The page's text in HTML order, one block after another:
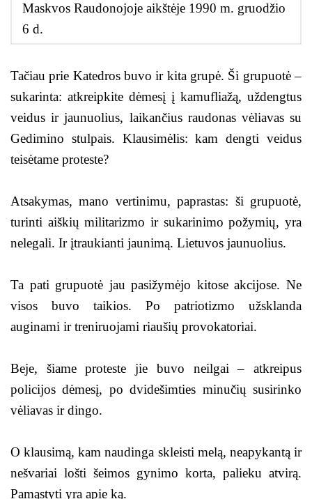
Maskvos Raudonojoje aikštėje 1990 m. gruodžio
6 d.
Tačiau prie Katedros buvo ir kita grupė. Ši grupuotė –
sukarinta: atkreipkite dėmesį į kamufliažą, uždengtus
veidus ir jaunuolius, laikančius raudonas vėliavas su
Gedimino stulpais. Klausimėlis: kam dengti veidus
teisėtame proteste?
Atsakymas, mano vertinimu, paprastas: ši grupuotė,
turinti aiškių militarizmo ir sukarinimo požymių, yra
nelegali. Ir įtraukianti jaunimą. Lietuvos jaunuolius.
Ta pati grupuotė jau pasižymėjo kitose akcijose. Ne
visos buvo taikios. Po patriotizmo užsklanda
auginami ir treniruojami riaušių provokatoriai.
Beje, šiame proteste jie buvo neilgai – atkreipus
policijos dėmesį, po dvidešimties minučių susirinko
vėliavas ir dingo.
O klausimą, kam naudinga skleisti melą, neapykantą ir
nešvariai lošti šeimos gynimo korta, palieku atvirą.
Pamąstyti yra apie ką.